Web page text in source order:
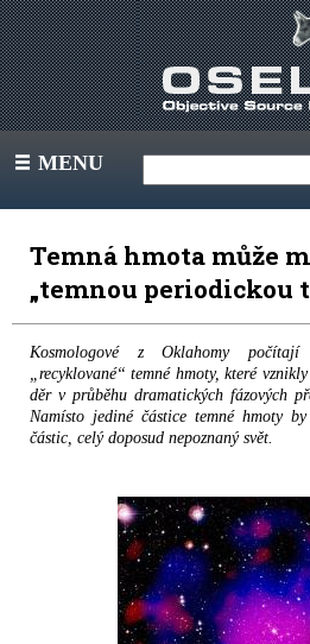
III MENU
Temná hmota může
„temnou periodickou
Kosmologové z Oklahomy
„recyklované“ temné hmoty, které
děr v průběhu dramatických fázových
Namísto jediné částice temné hmoty
částic, celý doposud nepoznaný svět.